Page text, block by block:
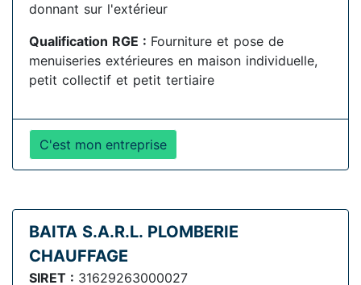
donnant sur l'extérieur
Qualification RGE : Fourniture et pose de
menuiseries extérieures en maison individuelle,
petit collectif et petit tertiaire
C'est mon entreprise
BAITA S.A.R.L. PLOMBERIE
CHAUFFAGE
SIRET : 31629263000027